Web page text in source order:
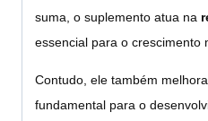
suma, o suplemento atua na
essencial para o crescimento
Contudo, ele também
fundamental para o